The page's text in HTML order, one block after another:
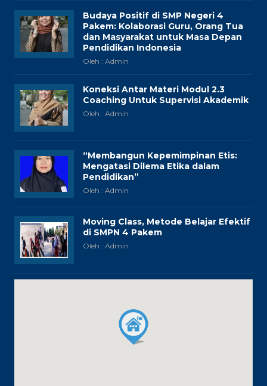
Budaya Positif di SMP Negeri 4
Pakem: Kolaborasi Guru, Orang Tua
dan Masyarakat untuk Masa Depan
Pendidikan Indonesia
Oleh : Admin
Koneksi Antar Materi Modul 2.3
Coaching Untuk Supervisi Akademik
Oleh : Admin
“Membangun Kepemimpinan Etis:
Mengatasi Dilema Etika dalam
Pendidikan”
Oleh : Admin
Moving Class, Metode Belajar Efektif
di SMPN 4 Pakem
Oleh : Admin